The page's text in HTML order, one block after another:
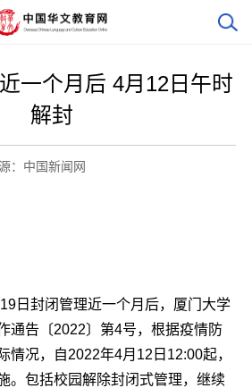
一个月后 4月12日午时
解封
：中国新闻网
封闭管理近一个月后，厦门大学
通告〔2022〕第4号，根据疫情防
情况，自2022年4月12日12:00起，
。包括校园解除封闭式管理，继续